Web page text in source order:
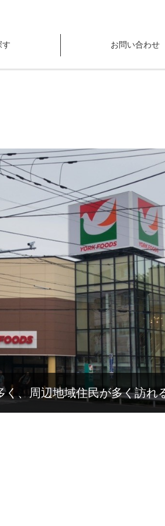
す お問い合わせ
、周辺地域住民が多く訪れ